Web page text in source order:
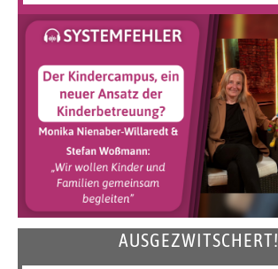
AUSGEZWITSCHERT!